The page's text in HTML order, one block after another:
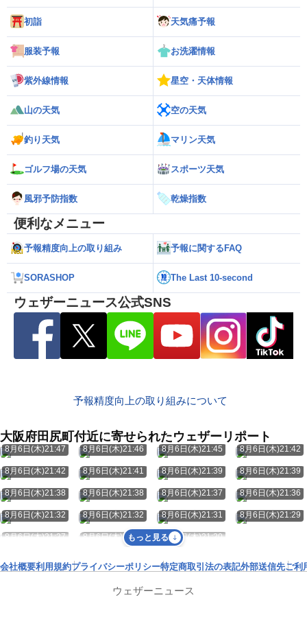
初詣 天気痛予報
服装予報 お洗濯情報
紫外線情報 星空・天体情報
山の天気 空の天気
釣り天気 マリン天気
ゴルフ場の天気 スポーツ天気
風邪予防指数 乾燥指数
便利なメニュー
予報精度向上の取り組み 予報に関するFAQ
SORASHOP The Last 10-second
ウェザーニュース公式SNS
予報精度向上の取り組みについて
大阪府田尻町付近に寄せられたウェザーリポート
8月6日(木)21:47 8月6日(木)21:46 8月6日(木)21:45 8月6日(木)21:42
8月6日(木)21:42 8月6日(木)21:41 8月6日(木)21:39 8月6日(木)21:39
8月6日(木)21:38 8月6日(木)21:38 8月6日(木)21:37 8月6日(木)21:36
8月6日(木)21:32 8月6日(木)21:32 8月6日(木)21:31 8月6日(木)21:29
8月6日(木)21:27 8月6日(木)21:26 8月6日(木)21:20
もっと見る
会社概要利用規約プライバシーポリシー特定商取引法の表記外部送信先ご利
ウェザーニュース